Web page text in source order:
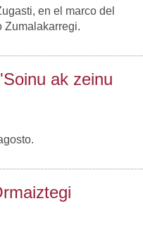
en el marco del
Zumalakarregi.
ak zeinu